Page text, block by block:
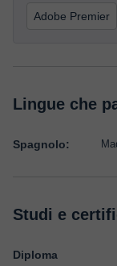
Adobe Premier
Lingue che
Spagnolo:
Studi e
Diploma